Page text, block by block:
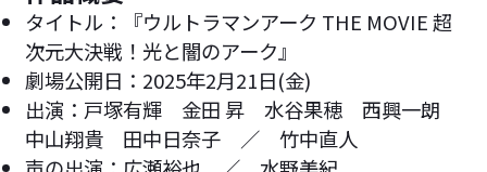
タイトル：『ウルトラマンアーク THE MOVIE 超
次元大決戦！光と闇のアーク』
劇場公開日：2025年2月21日(金)
出演：戸塚有輝 金田 昇 水谷果穂 西興一朗
中山翔貴 田中日奈子 ／ 竹中直人